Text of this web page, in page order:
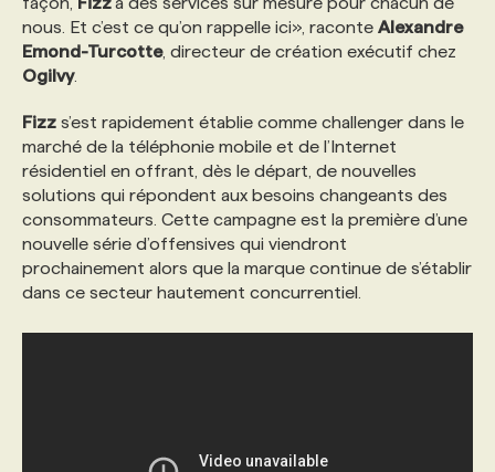
nous. Et c’est ce qu’on rappelle ici», raconte Alexandre
Emond-Turcotte, directeur de création exécutif chez
Ogilvy.
Fizz s’est rapidement établie comme challenger dans le
marché de la téléphonie mobile et de l’Internet
résidentiel en offrant, dès le départ, de nouvelles
solutions qui répondent aux besoins changeants des
consommateurs. Cette campagne est la première d’une
nouvelle série d’offensives qui viendront
prochainement alors que la marque continue de s’établir
dans ce secteur hautement concurrentiel.